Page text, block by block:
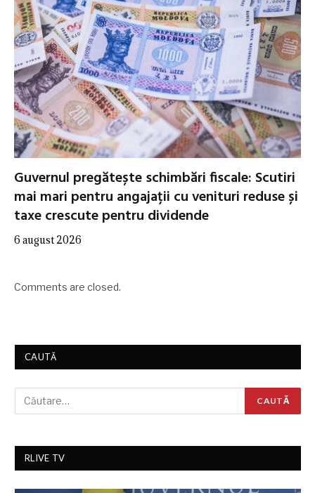
Guvernul pregătește schimbări fiscale: Scutiri
mai mari pentru angajații cu venituri reduse și
taxe crescute pentru dividende
6 august 2026
Comments are closed.
CAUTĂ
RLIVE TV